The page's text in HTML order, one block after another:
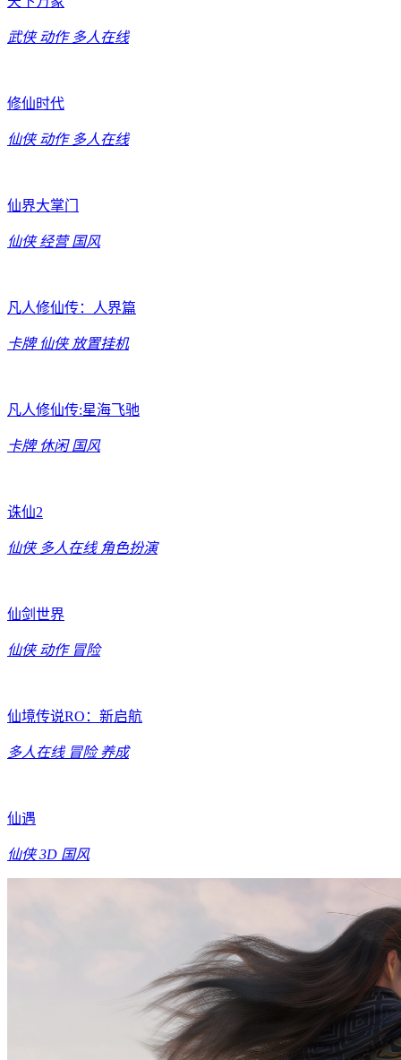
武侠 动作 多人在线
修仙时代
仙侠 动作 多人在线
仙界大掌门
仙侠 经营 国风
凡人修仙传：人界篇
卡牌 仙侠 放置挂机
凡人修仙传:星海飞驰
卡牌 休闲 国风
诛仙2
仙侠 多人在线 角色扮演
仙剑世界
仙侠 动作 冒险
仙境传说RO：新启航
多人在线 冒险 养成
仙遇
仙侠 3D 国风